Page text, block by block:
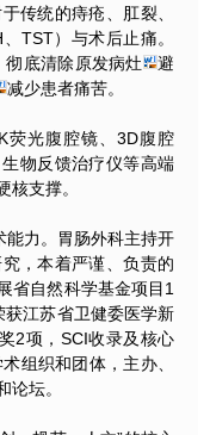
传统的痔疮、肛裂、
TST）与术后止痛。
底清除原发病灶
避
减少患者痛苦。
荧光腹腔镜、3D腹腔
物反馈治疗仪等高端
支撑。
能力。胃肠外科主持开
，本着严谨、负责的
省自然科学基金项目1
江苏省卫健委医学新
2项，SCI收录及核心
组织和团体，主办、
坛。